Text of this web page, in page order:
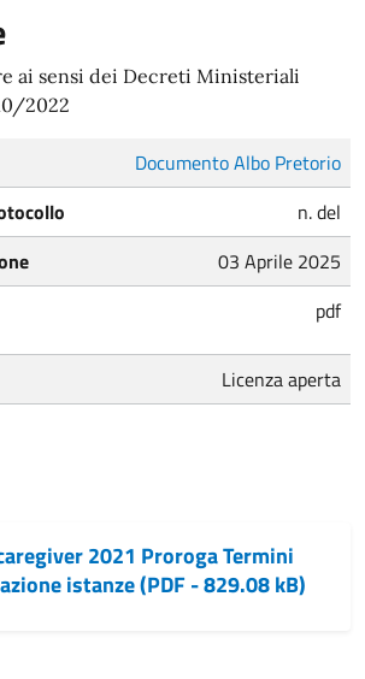
ai sensi dei Decreti Ministeriali
2022
Documento Albo Pretorio
n. del
03 Aprile 2025
pdf
Licenza aperta
2021 Proroga Termini
istanze (PDF - 829.08 kB)